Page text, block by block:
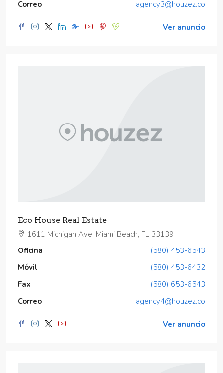
Correo agency3@houzez.co
Ver anuncio
Eco House Real Estate
1611 Michigan Ave, Miami Beach, FL 33139
Oficina
(580) 453-6543
Móvil
(580) 453-6432
Fax
(580) 653-6543
Correo
agency4@houzez.co
Ver anuncio